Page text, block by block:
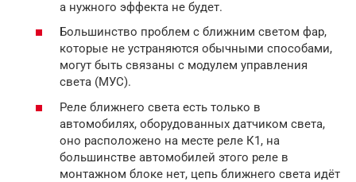
а нужного эффекта не будет.
Большинство проблем с ближним светом фар,
которые не устраняются обычными способами,
могут быть связаны с модулем управления
света (МУС).
Реле ближнего света есть только в
автомобилях, оборудованных датчиком света,
оно расположено на месте реле К1, на
большинстве автомобилей этого реле в
монтажном блоке нет, цепь ближнего света идёт